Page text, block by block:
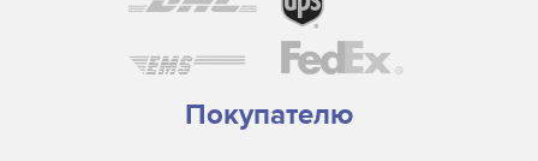
Покупателю